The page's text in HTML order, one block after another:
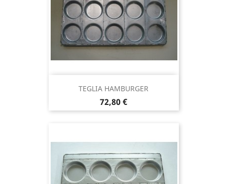
TEGLIA HAMBURGER
Prezzo
72,80 €